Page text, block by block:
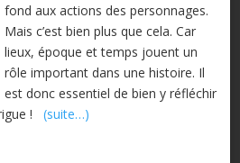
fond aux actions des personnages.
Mais c’est bien plus que cela. Car
lieux, époque et temps jouent un
rôle important dans une histoire. Il
est donc essentiel de bien y réfléchir
! (suite…)